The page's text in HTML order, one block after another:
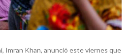
Imran Khan, anunció este viernes que